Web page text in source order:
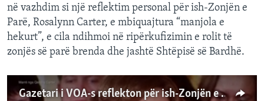
në vazhdim si një reflektim personal për ish-Zonjën e
Parë, Rosalynn Carter, e mbiquajtura “manjola e
hekurt”, e cila ndihmoi në ripërkufizimin e rolit të
zonjës së parë brenda dhe jashtë Shtëpisë së Bardhë.
Gazetari i VOA-s reflekton për ish-Zonjën e Parë, Rosalynn Carter